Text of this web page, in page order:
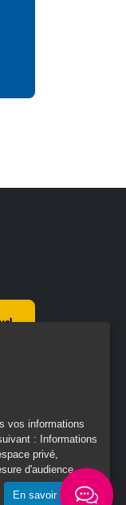
vos informations
:
Informations
privé,
d'audience.
En savoir plus